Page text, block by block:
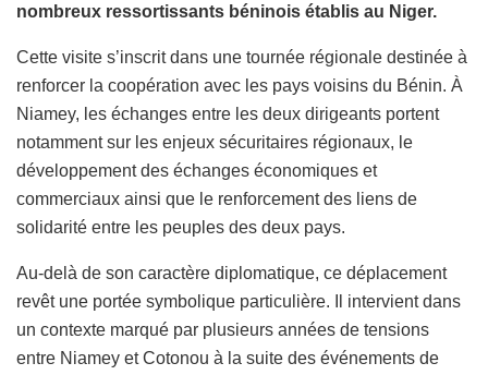
nombreux ressortissants béninois établis au Niger.
Cette visite s’inscrit dans une tournée régionale destinée à
renforcer la coopération avec les pays voisins du Bénin. À
Niamey, les échanges entre les deux dirigeants portent
notamment sur les enjeux sécuritaires régionaux, le
développement des échanges économiques et
commerciaux ainsi que le renforcement des liens de
solidarité entre les peuples des deux pays.
Au-delà de son caractère diplomatique, ce déplacement
revêt une portée symbolique particulière. Il intervient dans
un contexte marqué par plusieurs années de tensions
entre Niamey et Cotonou à la suite des événements de